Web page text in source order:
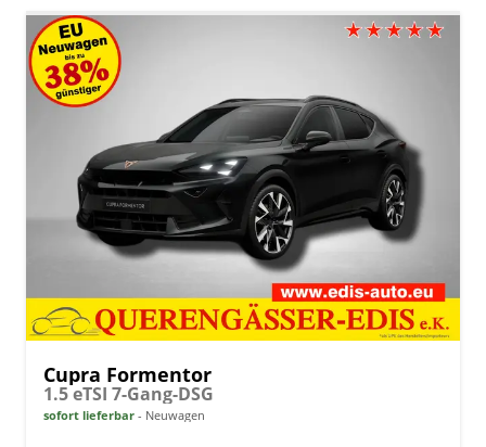
Cupra Formentor
1.5 eTSI 7-Gang-DSG
sofort lieferbar Neuwagen